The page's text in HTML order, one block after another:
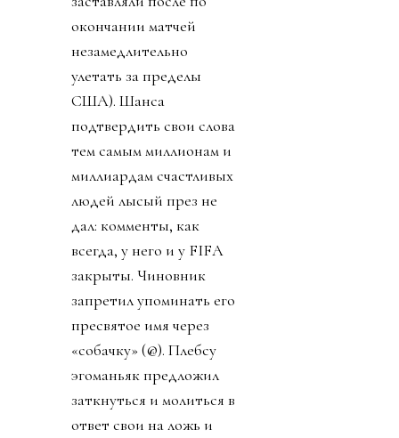
окончании матчей
незамедлительно
улетать за пределы
США). Шанса
подтвердить свои слова
тем самым миллионам и
миллиардам счастливых
людей лысый през не
дал: комменты, как
всегда, у него и у FIFA
закрыты. Чиновник
запретил упоминать его
пресвятое имя через
«собачку» (@). Плебсу
эгоманьяк предложил
заткнуться и молиться в
ответ свои на ложь и